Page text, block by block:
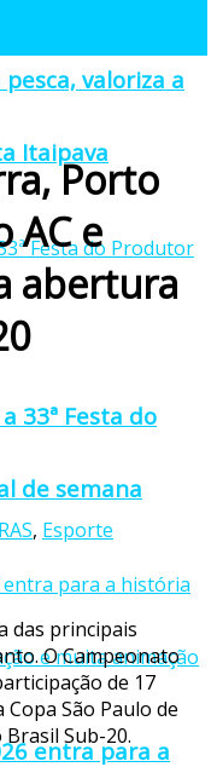
valoriza a
Itaipava
33ª Festa do
de semana
entra para a
Porto
AC e
abertura
, Esporte
das principais
O Campeonato
de 17
São Paulo de
Sub-20.